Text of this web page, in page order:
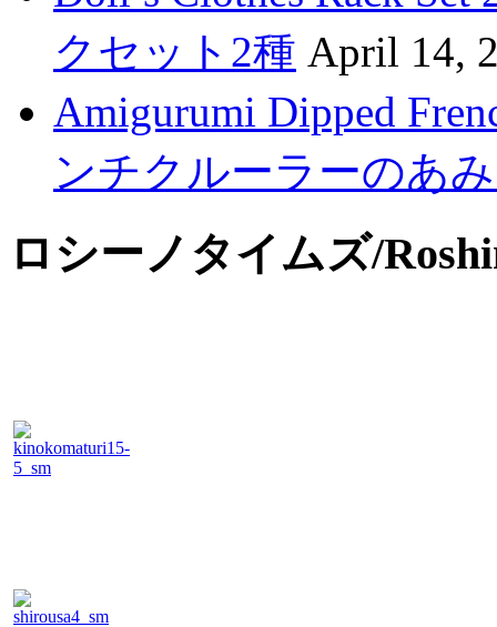
クセット2種 April 14,
Amigurumi Dipped
ンチクルーラーのあ
ロシーノタイムズ/